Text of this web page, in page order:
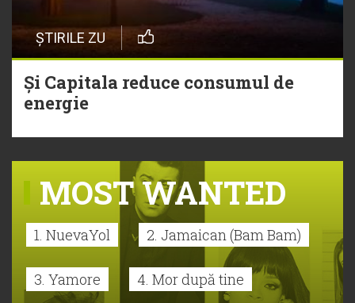
ȘTIRILE ZU
Și Capitala reduce consumul de
energie
MOST WANTED
1. NuevaYol 2. Jamaican (Bam Bam)
3. Yamore 4. Mor după tine